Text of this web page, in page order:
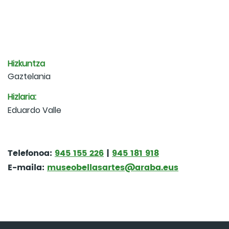
Hizkuntza
Gaztelania
Hizlaria:
Eduardo Valle
Telefonoa: 945 155 226 | 945 181 918
E-maila: museobellasartes@araba.eus